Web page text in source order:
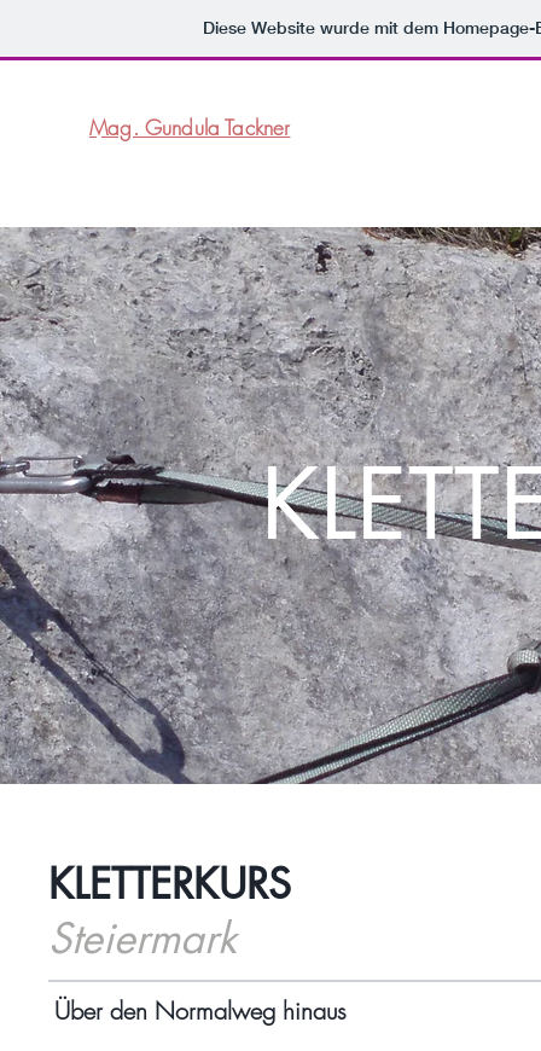
Diese Website wurde mit dem
Mag. Gundula Tackner
KLETTERKURS
Steiermark
Über den Normalweg hinaus